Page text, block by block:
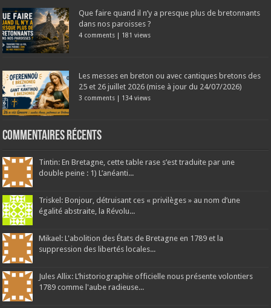
Que faire quand il n’y a presque plus de bretonnants
dans nos paroisses ?
4 comments 181 views
Les messes en breton ou avec cantiques bretons des
25 et 26 juillet 2026 (mise à jour du 24/07/2026)
3 comments 134 views
Commentaires récents
Tintin: En Bretagne, cette table rase s’est traduite par une
double peine : 1) L’anéanti...
Triskel: Bonjour, détruisant ces « privilèges » au nom d’une
égalité abstraite, la Révolu...
Mikael: L'abolition des États de Bretagne en 1789 et la
suppression des libertés locales...
Jules Allix: L’historiographie officielle nous présente volontiers
1789 comme l'aube radieuse...